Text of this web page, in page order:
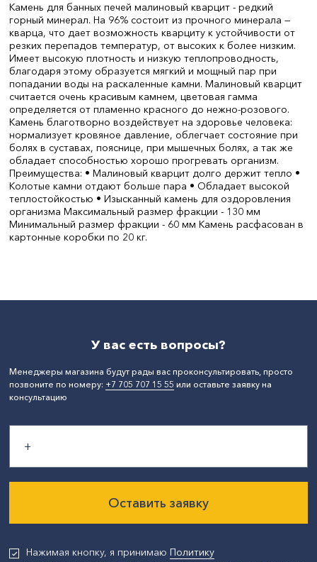
Камень для банных печей малиновый кварцит - редкий
горный минерал. На 96% состоит из прочного минерала —
кварца, что дает возможность кварциту к устойчивости от
резких перепадов температур, от высоких к более низким.
Имеет высокую плотность и низкую теплопроводность,
благодаря этому образуется мягкий и мощный пар при
попадании воды на раскаленные камни. Малиновый кварцит
считается очень красивым камнем, цветовая гамма
определяется от пламенно красного до нежно-розового.
Камень благотворно воздействует на здоровье человека:
нормализует кровяное давление, облегчает состояние при
болях в суставах, пояснице, при мышечных болях, а так же
обладает способностью хорошо прогревать организм.
Преимущества: • Малиновый кварцит долго держит тепло •
Колотые камни отдают больше пара • Обладает высокой
теплостойкостью • Изысканный камень для оздоровления
организма Максимальный размер фракции - 130 мм
Минимальный размер фракции - 60 мм Камень расфасован в
картонные коробки по 20 кг.
У вас есть вопросы?
Менеджеры магазина будут рады вас проконсультировать, просто
позвоните по номеру: +7 705 707 15 55 или оставьте заявку на
консультацию
Оставить заявку
Нажимая кнопку, я принимаю Политику